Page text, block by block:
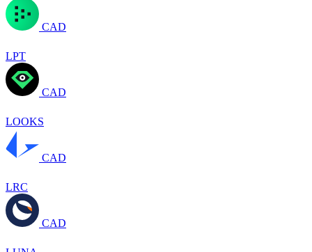
CAD
LPT
CAD
LOOKS
CAD
LRC
CAD